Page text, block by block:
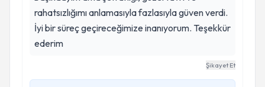
rahatsızlığımı anlamasıyla fazlasıyla güven verdi.
İyi bir süreç geçireceğimize inanıyorum. Teşekkür
ederim
Şikayet Et